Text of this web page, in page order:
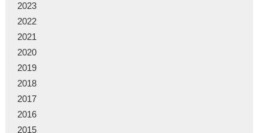
2023
2022
2021
2020
2019
2018
2017
2016
2015